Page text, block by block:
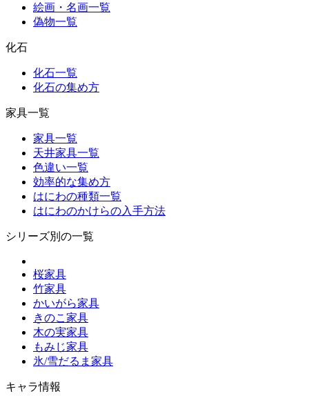
絵画・名画一覧
偽物一覧
化石
化石一覧
化石の集め方
家具一覧
家具一覧
天井家具一覧
色違い一覧
効率的な集め方
はにわの種類一覧
はにわのかけらの入手方法
シリーズ別の一覧
桜家具
竹家具
かいがら家具
きのこ家具
木の実家具
もみじ家具
氷/雪だるま家具
キャラ情報